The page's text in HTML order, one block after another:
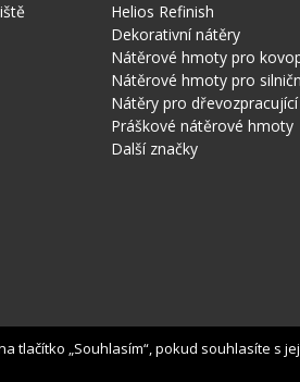
Helios Refinish
Dekorativní nátěry
Nátěrové hmoty pro
Nátěrové hmoty pro
Nátěry pro
Práškové nátěrové hmoty
Další značky
„Souhlasím“, pokud souhlasíte s